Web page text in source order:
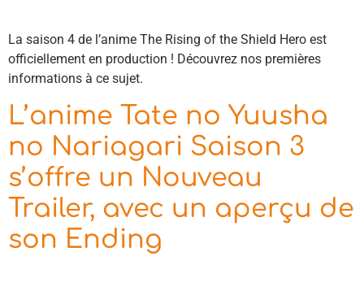
La saison 4 de l’anime The Rising of the Shield Hero est
officiellement en production ! Découvrez nos premières
informations à ce sujet.
L’anime Tate no Yuusha
no Nariagari Saison 3
s’offre un Nouveau
Trailer, avec un aperçu de
son Ending